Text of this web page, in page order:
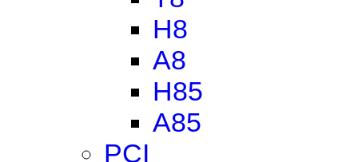
H8
A8
H85
A85
PCI